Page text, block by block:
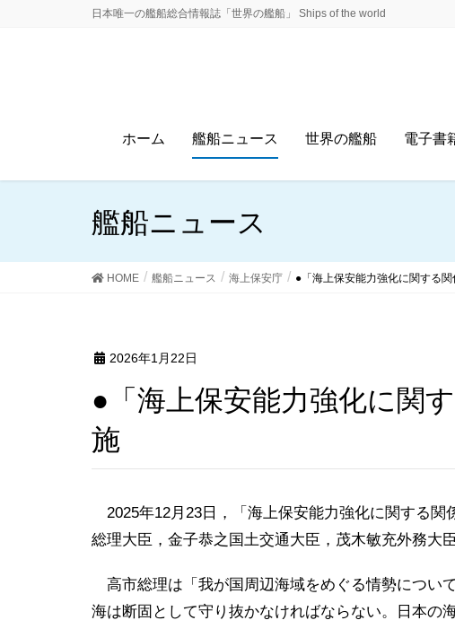
日本唯一の艦船総合情報誌「世界の艦船」 Ships of the world
ホーム 艦船ニュース 世界の艦船 電子書
艦船ニュース
HOME 艦船ニュース 海上保安庁 ●「海上保安能力強化に関する
2026年1月22日
●「海上保安能力強化に関する関係閣僚会議」が実
施
2025年12月23日，「海上保安能力強化に関する関
総理大臣，金子恭之国土交通大臣，茂木敏充外務大
高市総理は「我が国周辺海域をめぐる情勢につい
海は断固として守り抜かなければならない。日本の